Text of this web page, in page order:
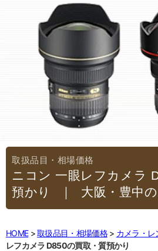
ニコン 一眼レフカメラ
預かり
｜大阪・豊中
HOME 取扱品目・相場価格 カメラ・レ
レフカメラ D850の買取・質預かり